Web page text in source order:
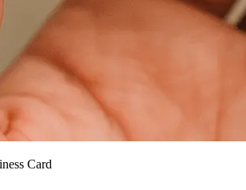
Card